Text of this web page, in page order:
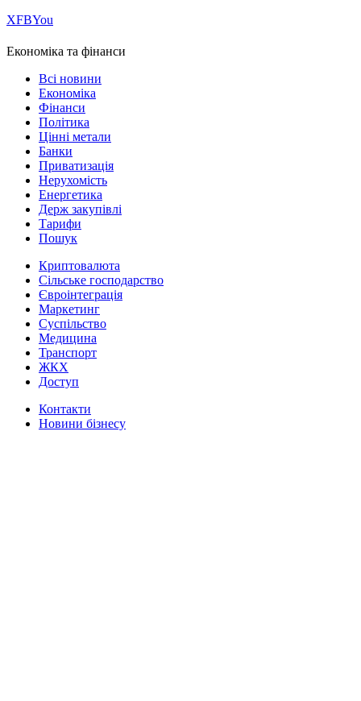
ХFBYou
Економіка та фінанси
Всі новини
Економіка
Фінанси
Політика
Цінні метали
Банки
Приватизація
Нерухомість
Енергетика
Держ закупівлі
Тарифи
Пошук
Криптовалюта
Сільське господарство
Євроінтеграція
Маркетинг
Суспільство
Медицина
Транспорт
ЖКХ
Доступ
Контакти
Новини бізнесу